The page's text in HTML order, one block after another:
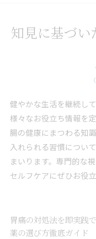
知見に基づい
健やかな生活を継続し
様々なお役立ち情報を
腸の健康にまつわる知
入れられる習慣につい
まいります。専門的な
セルフケアにぜひお役
胃痛の対処法を即実践
薬の選び方徹底ガイド